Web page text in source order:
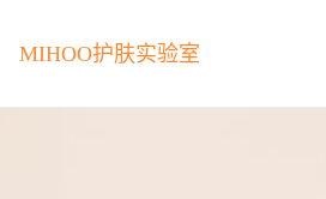
MIHOO护肤实验室